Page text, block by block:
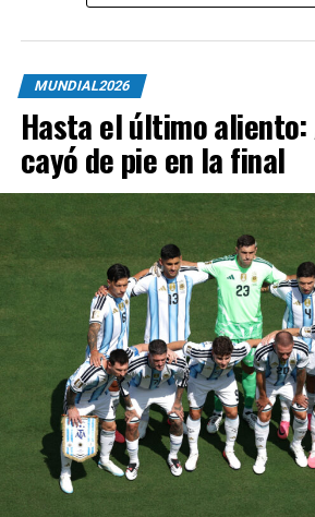
MUNDIAL2026
Hasta el último
cayó de pie en la final